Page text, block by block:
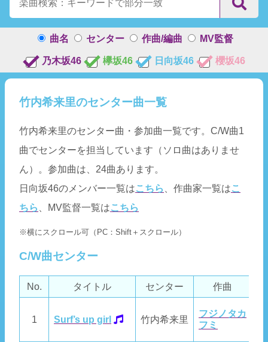
曲名 センター 作曲/編曲 MV監督
乃木坂46 欅坂46 日向坂46 櫻坂46
竹内希来里のセンター曲一覧
竹内希来里のセンター曲・参加曲一覧です。C/W曲1
曲でセンターを担当しています（ソロ曲はありませ
ん）。参加曲は、24曲あります。
日向坂46のメンバー一覧はこちら 、作曲家一覧はこ
ちら
、MV監督一覧はこちら
※横にスクロール可（PC：Shift＋スクロール）
C/W曲センター
No. タイトル センター 作曲
1 Surf’s up girl 竹内希来里
フジノタカ
フミ